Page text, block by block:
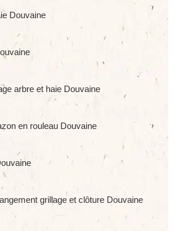
Douvaine
arbre et haie Douvaine
en rouleau Douvaine
grillage et clôture Douvaine